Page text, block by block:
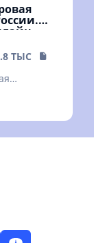
ТЫС